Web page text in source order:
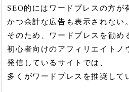
SEO的にはワードプレスの方が
かつ余計な広告も表示されない。
そのため、ワードプレスを勧め
初心者向けのアフィリエイトノ
発信しているサイトでは、
多くがワードプレスを推奨して